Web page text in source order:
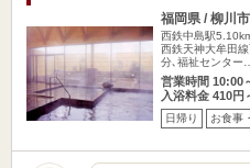
福岡県 / 柳川
西鉄中島駅
西鉄天神大牟田
分､福祉センター…
営業時間 10:00
入浴料金 410円
日帰り お食事